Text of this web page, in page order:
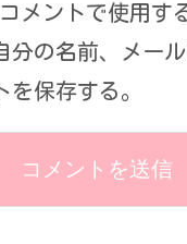
メントで使用す
分の名前、メー
を保存する。